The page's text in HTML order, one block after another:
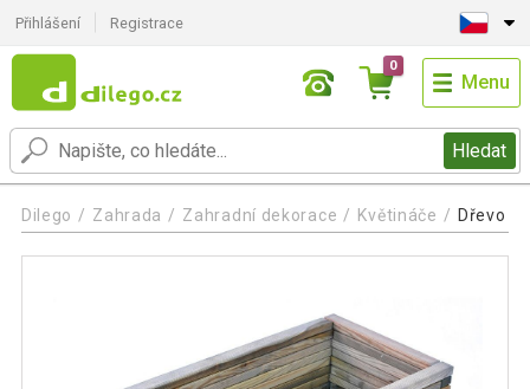
Přihlášení Registrace
Hledat
0
Menu
Dilego Zahrada Zahradní dekorace Květináče Dřevo